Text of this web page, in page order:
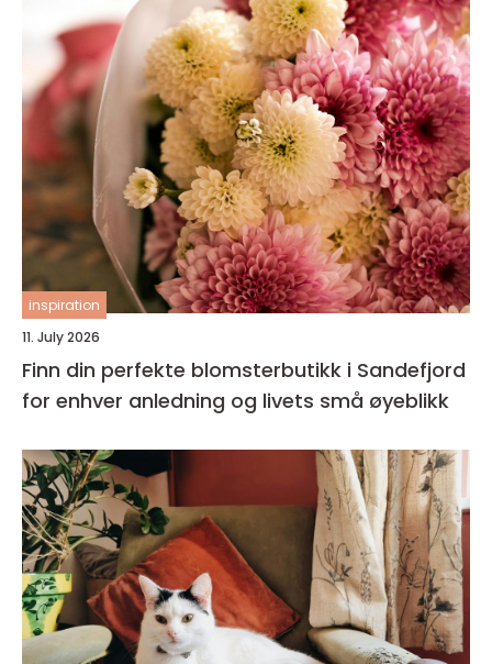
inspiration
11. July 2026
Finn din perfekte blomsterbutikk i Sandefjord
for enhver anledning og livets små øyeblikk